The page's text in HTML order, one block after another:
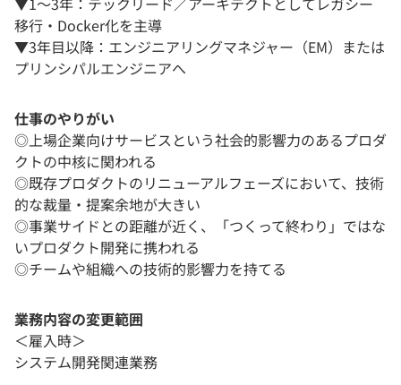
移行・Docker化を主導
▼3年目以降：エンジニアリングマネジャー（EM）または
プリンシパルエンジニアへ
仕事のやりがい
◎上場企業向けサービスという社会的影響力のあるプロダ
クトの中核に関われる
◎既存プロダクトのリニューアルフェーズにおいて、技術
的な裁量・提案余地が大きい
◎事業サイドとの距離が近く、「つくって終わり」ではな
いプロダクト開発に携われる
◎チームや組織への技術的影響力を持てる
業務内容の変更範囲
＜雇入時＞
システム開発関連業務